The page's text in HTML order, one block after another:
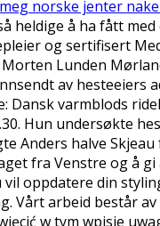
norske jenter
heldige å ha fått
og sertifisert
Lunden
av
Dansk varmblods
Hun undersøkte
Anders halve
fra Venstre og å
oppdatere din
Vårt arbeid består
w tym wpisie